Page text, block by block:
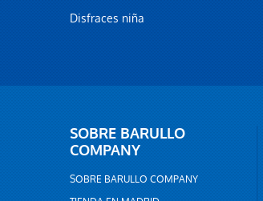
Disfraces niña
SOBRE BARULLO
COMPANY
SOBRE BARULLO COMPANY